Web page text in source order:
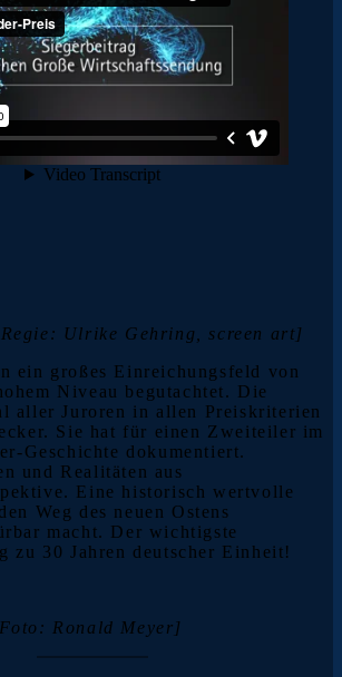
Ulrike Gehring, screen art]
ein großes Einreichungsfeld von
Niveau begutachtet. Die
aller Juroren in allen Preiskriterien
Sie hat für einen Zweiteiler im
Geschichte dokumentiert.
und Realitäten aus
Eine historisch wertvolle
Weg des neuen Ostens
macht. Der wichtigste
zu 30 Jahren deutscher Einheit!
Ronald Meyer]